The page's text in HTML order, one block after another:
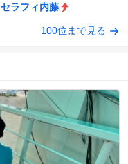
セラフィ内藤
100位まで見る